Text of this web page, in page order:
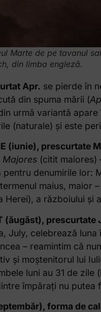
Marte de pe tavanul
din limba engleză.
Apr. se pierde în
din spuma mării (
urmă variantă
(naturale) și este
(iunie), prescurtate
Majores(citit maiores)
denumirile lor:
maius, maior
Herei), a războiului și
(ăugăst), prescurtate
July, celebrează
– reamintim că
și moștenitorul lui
luni au 31 de
împărați nu putea
forma de